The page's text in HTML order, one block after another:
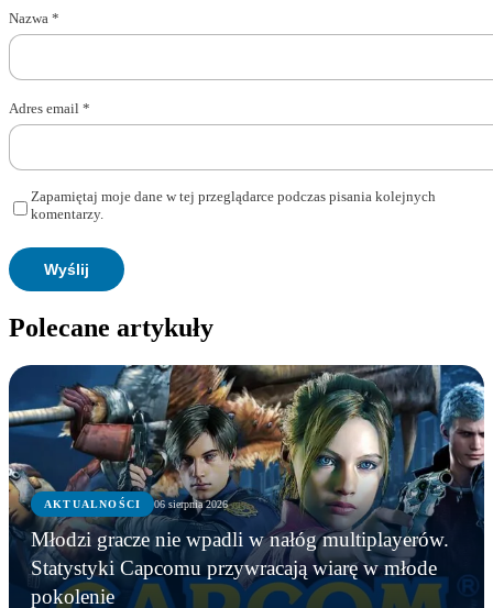
Nazwa *
Adres email *
Zapamiętaj moje dane w tej przeglądarce podczas pisania kolejnych
komentarzy.
Polecane artykuły
AKTUALNOŚCI 06 sierpnia 2026
Młodzi gracze nie wpadli w nałóg multiplayerów.
Statystyki Capcomu przywracają wiarę w młode
pokolenie